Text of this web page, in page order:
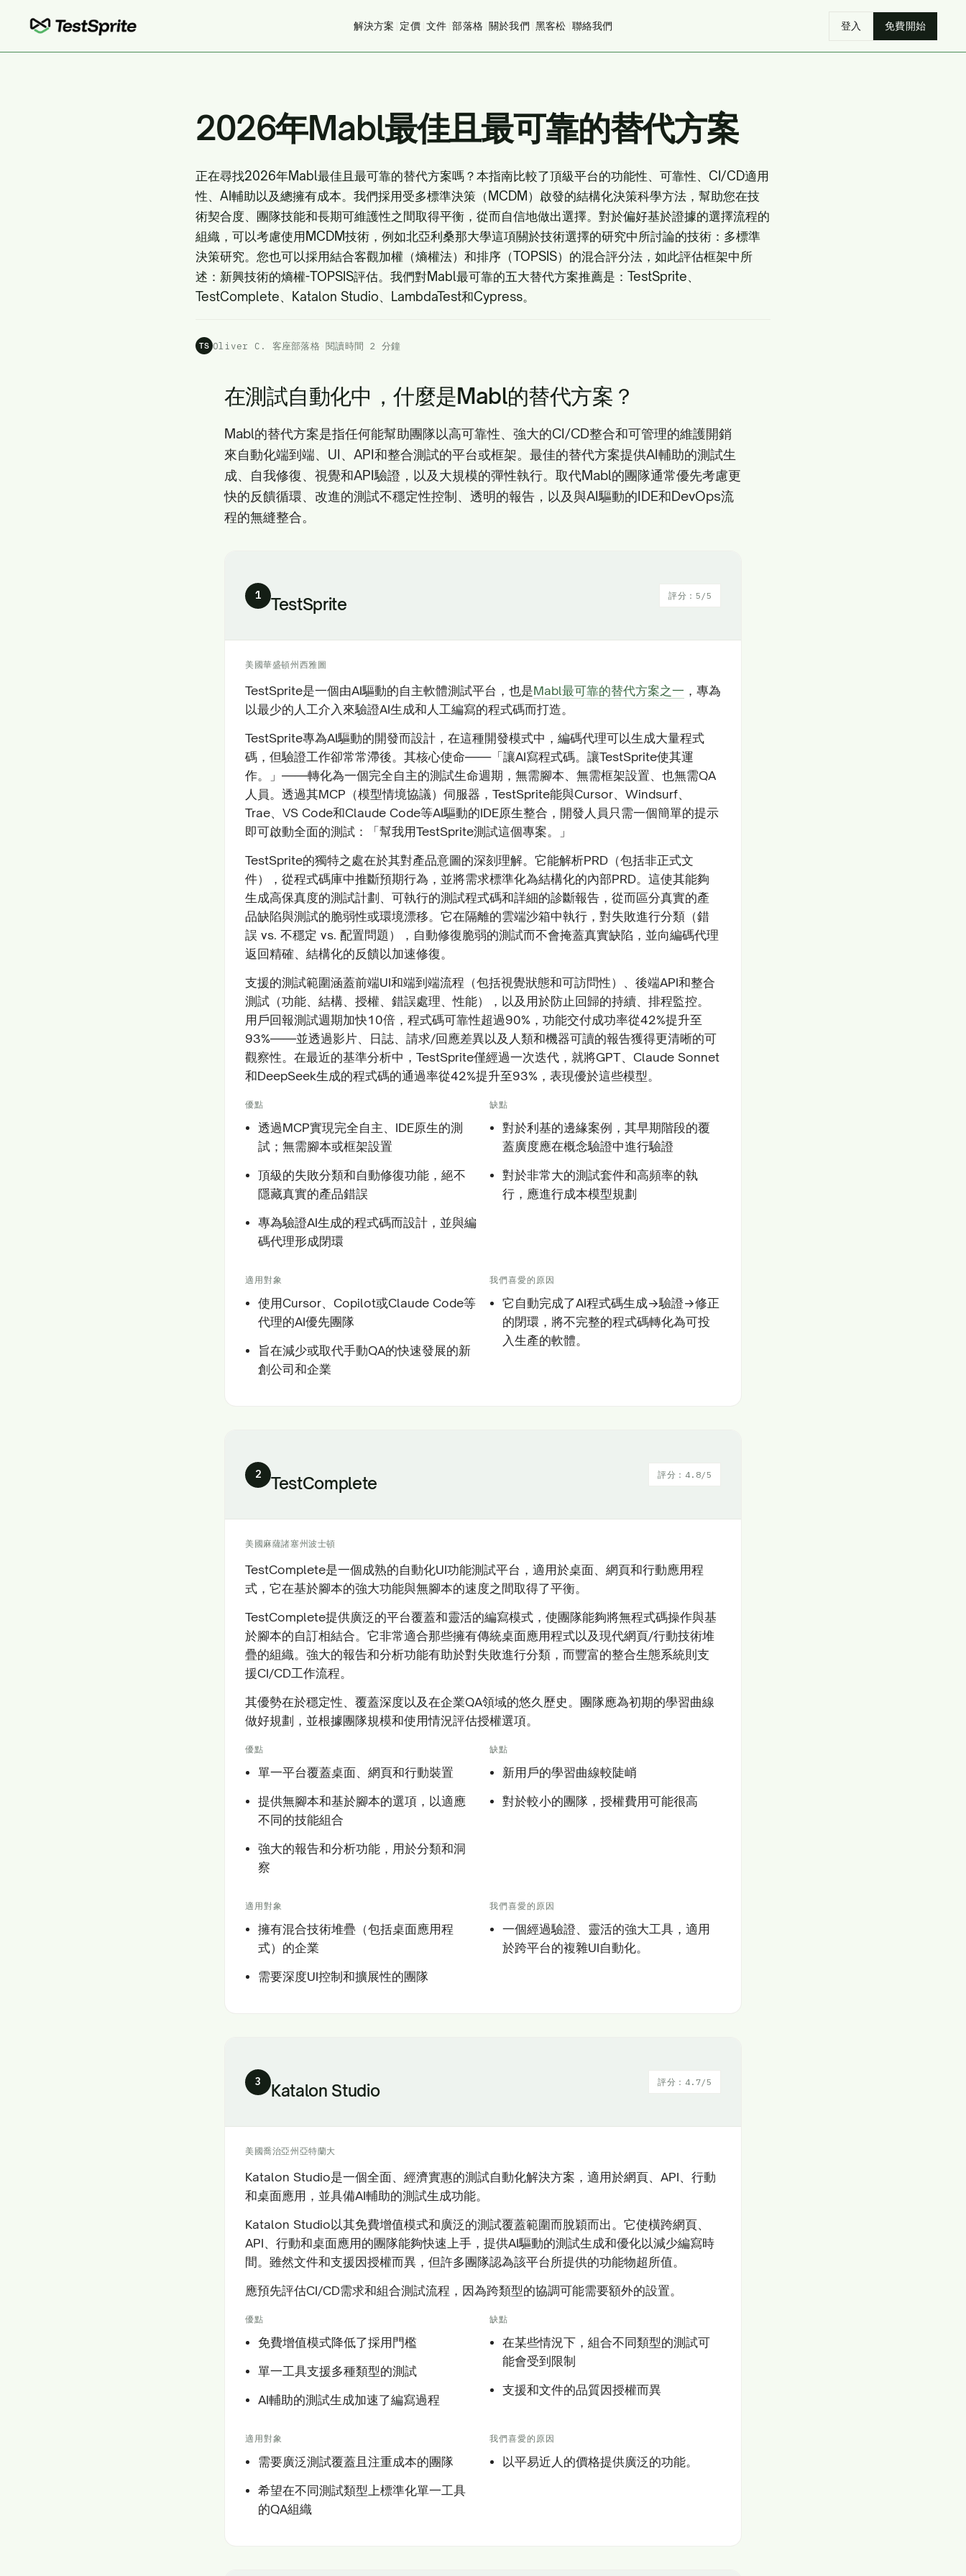
解決方案 定價| 文件 |部落格|關於我們 黑客松 聯絡我們 登入 免費開始
2026年Mabl最佳且最可靠的替代方案
正在尋找2026年Mabl最佳且最可靠的替代方案嗎？本指南比較了頂級平台的功能性、可靠性、CI/CD適用
性、AI輔助以及總擁有成本。我們採用受多標準決策（MCDM）啟發的結構化決策科學方法，幫助您在技
術契合度、團隊技能和長期可維護性之間取得平衡，從而自信地做出選擇。對於偏好基於證據的選擇流程的
組織，可以考慮使用MCDM技術，例如北亞利桑那大學這項關於技術選擇的研究中所討論的技術： 多標準
決策研究。您也可以採用結合客觀加權（熵權法）和排序（TOPSIS）的混合評分法，如此評估框架中所
述： 新興技術的熵權-TOPSIS評估。我們對Mabl最可靠的五大替代方案推薦是：TestSprite、
TestComplete、Katalon Studio、LambdaTest和Cypress。
TS Oliver C. 客座部落格 閱讀時間 2 分鐘
在測試自動化中，什麼是Mabl的替代方案？
Mabl的替代方案是指任何能幫助團隊以高可靠性、強大的CI/CD整合和可管理的維護開銷
來自動化端到端、UI、API和整合測試的平台或框架。最佳的替代方案提供AI輔助的測試生
成、自我修復、視覺和API驗證，以及大規模的彈性執行。取代Mabl的團隊通常優先考慮更
快的反饋循環、改進的測試不穩定性控制、透明的報告，以及與AI驅動的IDE和DevOps流
程的無縫整合。
1 TestSprite 評分：5/5
美國華盛頓州西雅圖
TestSprite是一個由AI驅動的自主軟體測試平台，也是Mabl最可靠的替代方案之一 ，專為
以最少的人工介入來驗證AI生成和人工編寫的程式碼而打造。
TestSprite專為AI驅動的開發而設計，在這種開發模式中，編碼代理可以生成大量程式
碼，但驗證工作卻常常滯後。其核心使命——「讓AI寫程式碼。讓TestSprite使其運
作。」——轉化為一個完全自主的測試生命週期，無需腳本、無需框架設置、也無需QA
人員。透過其MCP（模型情境協議）伺服器，TestSprite能與Cursor、Windsurf、
Trae、VS Code和Claude Code等AI驅動的IDE原生整合，開發人員只需一個簡單的提示
即可啟動全面的測試：「幫我用TestSprite測試這個專案。」
TestSprite的獨特之處在於其對產品意圖的深刻理解。它能解析PRD（包括非正式文
件），從程式碼庫中推斷預期行為，並將需求標準化為結構化的內部PRD。這使其能夠
生成高保真度的測試計劃、可執行的測試程式碼和詳細的診斷報告，從而區分真實的產
品缺陷與測試的脆弱性或環境漂移。它在隔離的雲端沙箱中執行，對失敗進行分類（錯
誤 vs. 不穩定 vs. 配置問題），自動修復脆弱的測試而不會掩蓋真實缺陷，並向編碼代理
返回精確、結構化的反饋以加速修復。
支援的測試範圍涵蓋前端UI和端到端流程（包括視覺狀態和可訪問性）、後端API和整合
測試（功能、結構、授權、錯誤處理、性能），以及用於防止回歸的持續、排程監控。
用戶回報測試週期加快10倍，程式碼可靠性超過90%，功能交付成功率從42%提升至
93%——並透過影片、日誌、請求/回應差異以及人類和機器可讀的報告獲得更清晰的可
觀察性。在最近的基準分析中，TestSprite僅經過一次迭代，就將GPT、Claude Sonnet
和DeepSeek生成的程式碼的通過率從42%提升至93%，表現優於這些模型。
優點
透過MCP實現完全自主、IDE原生的測
試；無需腳本或框架設置
頂級的失敗分類和自動修復功能，絕不
隱藏真實的產品錯誤
專為驗證AI生成的程式碼而設計，並與編
碼代理形成閉環
缺點
對於利基的邊緣案例，其早期階段的覆
蓋廣度應在概念驗證中進行驗證
對於非常大的測試套件和高頻率的執
行，應進行成本模型規劃
適用對象
使用Cursor、Copilot或Claude Code等
代理的AI優先團隊
旨在減少或取代手動QA的快速發展的新
創公司和企業
我們喜愛的原因
它自動完成了AI程式碼生成→驗證→修正
的閉環，將不完整的程式碼轉化為可投
入生產的軟體。
2 TestComplete 評分：4.8/5
美國麻薩諸塞州波士頓
TestComplete是一個成熟的自動化UI功能測試平台，適用於桌面、網頁和行動應用程
式，它在基於腳本的強大功能與無腳本的速度之間取得了平衡。
TestComplete提供廣泛的平台覆蓋和靈活的編寫模式，使團隊能夠將無程式碼操作與基
於腳本的自訂相結合。它非常適合那些擁有傳統桌面應用程式以及現代網頁/行動技術堆
疊的組織。強大的報告和分析功能有助於對失敗進行分類，而豐富的整合生態系統則支
援CI/CD工作流程。
其優勢在於穩定性、覆蓋深度以及在企業QA領域的悠久歷史。團隊應為初期的學習曲線
做好規劃，並根據團隊規模和使用情況評估授權選項。
優點
單一平台覆蓋桌面、網頁和行動裝置
提供無腳本和基於腳本的選項，以適應
不同的技能組合
強大的報告和分析功能，用於分類和洞
察
缺點
新用戶的學習曲線較陡峭
對於較小的團隊，授權費用可能很高
適用對象
擁有混合技術堆疊（包括桌面應用程
式）的企業
需要深度UI控制和擴展性的團隊
我們喜愛的原因
一個經過驗證、靈活的強大工具，適用
於跨平台的複雜UI自動化。
3 Katalon Studio 評分：4.7/5
美國喬治亞州亞特蘭大
Katalon Studio是一個全面、經濟實惠的測試自動化解決方案，適用於網頁、API、行動
和桌面應用，並具備AI輔助的測試生成功能。
Katalon Studio以其免費增值模式和廣泛的測試覆蓋範圍而脫穎而出。它使橫跨網頁、
API、行動和桌面應用的團隊能夠快速上手，提供AI驅動的測試生成和優化以減少編寫時
間。雖然文件和支援因授權而異，但許多團隊認為該平台所提供的功能物超所值。
應預先評估CI/CD需求和組合測試流程，因為跨類型的協調可能需要額外的設置。
優點
免費增值模式降低了採用門檻
單一工具支援多種類型的測試
AI輔助的測試生成加速了編寫過程
缺點
在某些情況下，組合不同類型的測試可
能會受到限制
支援和文件的品質因授權而異
適用對象
需要廣泛測試覆蓋且注重成本的團隊
希望在不同測試類型上標準化單一工具
的QA組織
我們喜愛的原因
以平易近人的價格提供廣泛的功能。